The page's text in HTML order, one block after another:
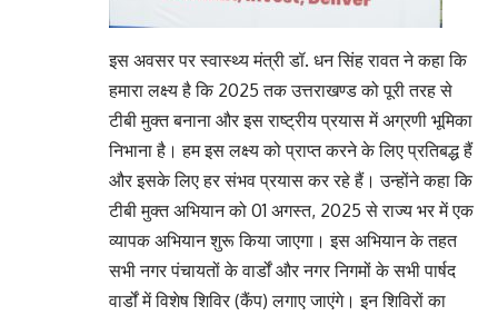
इस अवसर पर स्वास्थ्य मंत्री डॉ. धन सिंह रावत ने कहा कि
हमारा लक्ष्य है कि 2025 तक उत्तराखण्ड को पूरी तरह से
टीबी मुक्त बनाना और इस राष्ट्रीय प्रयास में अग्रणी भूमिका
निभाना है। हम इस लक्ष्य को प्राप्त करने के लिए प्रतिबद्ध हैं
और इसके लिए हर संभव प्रयास कर रहे हैं। उन्होंने कहा कि
टीबी मुक्त अभियान को 01 अगस्त, 2025 से राज्य भर में एक
व्यापक अभियान शुरू किया जाएगा। इस अभियान के तहत
सभी नगर पंचायतों के वार्डों और नगर निगमों के सभी पार्षद
वार्डों में विशेष शिविर (कैंप) लगाए जाएंगे। इन शिविरों का